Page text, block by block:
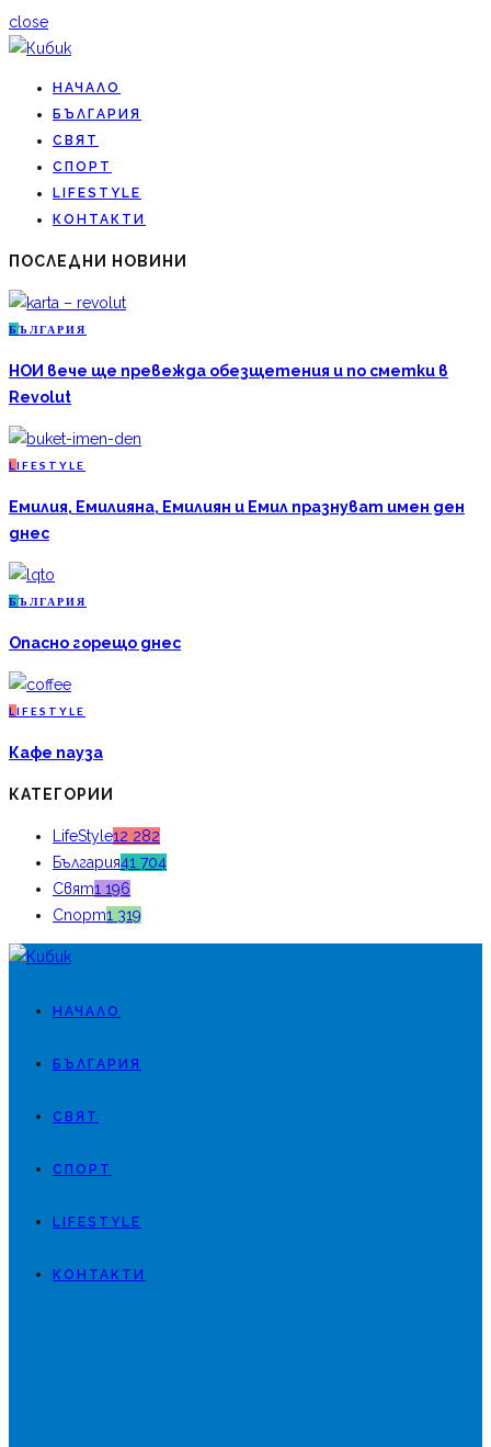
close
НАЧАЛО
БЪЛГАРИЯ
СВЯТ
СПОРТ
LIFESTYLE
КОНТАКТИ
ПОСЛЕДНИ НОВИНИ
Б ЪЛГАРИЯ
НОИ вече ще превежда обезщетения и по сметки в
Revolut
L IFESTYLE
Емилия, Емилияна, Емилиян и Емил празнуват имен ден
днес
Б ЪЛГАРИЯ
Опасно горещо днес
L IFESTYLE
Кафе пауза
КАТЕГОРИИ
LifeStyle12 282
България41 704
Свят1 196
Спорт1 319
НАЧАЛО
БЪЛГАРИЯ
СВЯТ
СПОРТ
LIFESTYLE
КОНТАКТИ